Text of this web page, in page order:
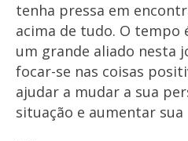
tenha pressa em
acima de tudo. O tempo
um grande aliado nesta
focar-se nas coisas
ajudar a mudar a sua
situação e aumentar